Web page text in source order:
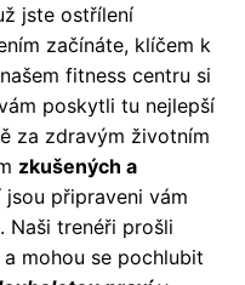
jste ostřílení
začínáte, klíčem k
fitness centru si
poskytli tu nejlepší
za zdravým životním
zkušených a
jsou připraveni vám
Naši trenéři prošli
mohou se pochlubit